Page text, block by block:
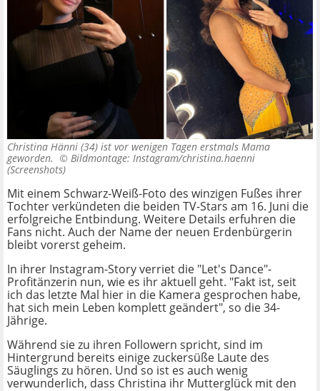
Christina Hänni (34) ist vor wenigen Tagen erstmals Mama
geworden. © Bildmontage: Instagram/christina.haenni
(Screenshots)
Mit einem Schwarz-Weiß-Foto des winzigen Fußes ihrer
Tochter verkündeten die beiden TV-Stars am 16. Juni die
erfolgreiche Entbindung. Weitere Details erfuhren die
Fans nicht. Auch der Name der neuen Erdenbürgerin
bleibt vorerst geheim.
In ihrer Instagram-Story verriet die "Let's Dance"-
Profitänzerin nun, wie es ihr aktuell geht. "Fakt ist, seit
ich das letzte Mal hier in die Kamera gesprochen habe,
hat sich mein Leben komplett geändert", so die 34-
Jährige.
Während sie zu ihren Followern spricht, sind im
Hintergrund bereits einige zuckersüße Laute des
Säuglings zu hören. Und so ist es auch wenig
verwunderlich, dass Christina ihr Mutterglück mit den